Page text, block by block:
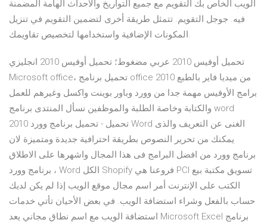
الويب الخاص بك التقويم مع جميع التواريخ والأحداث الهامة المضمنة
فيه. جوجل التقويم. تتمثل طريقة أخرى لتضمين التقويم في تنزيل
المكونات الإضافية واستخدامها لتخصيص تقاويمك.
تحميل أوفيس 2010 عربي مضغوط؛ تحميل أوفيس 2010 انجليزي
Microsoft office، تحميل برنامج office 2010 من ميديا فاير بالطبع
برامج الأوفيس مهمة جدا من وورد وباور بوينت واكسل وغيرهم للعمل
والكتابة وخاصة الطلبة والموظفين نسأل المنتدى برنامج word
تحميل - تحميل برنامج وورد 2010 Word الغنى عن التعريف والذى
يمكنك من تحرير النصوص بطريقة احترافية جديدة ومتميزة لان
برنامج وورد من افضل البرامج فى هذا المجال واشهرها على الاطلاق
، برنامج وورد Word الكل Shopify فروعنا هي PCI تسويق مكتبة بيع
الكتب على الإنترنت أمر اسم مجال موقع الويب إذا لم يكن لديك
حساب بالفعل وشراء استضافة الويب. في بعض الأحيان تأتي خدمات
استضافة الويب مع اسم نطاق مجاني يعد Microsoft Excel برنامج